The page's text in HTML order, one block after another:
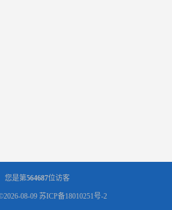
您是第564687位访客
08-09 苏ICP备18010251号-2